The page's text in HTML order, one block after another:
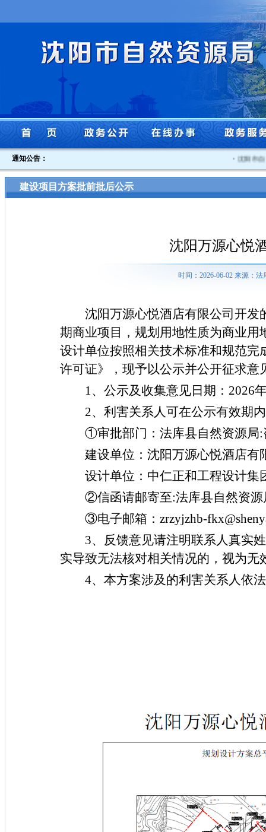
通知公告： 沈阳市自
建设项目方案批前批后公示
沈阳万源心悦
时间：2026-06-02 来源：
沈阳万源心悦酒店有限公司开
期商业项目，规划用地性质为商业用
设计单位按照相关技术标准和规范
许可证》，现予以公示并公开征求意
1、公示及收集意见日期：2026
2、利害关系人可在公示有效
①审批部门：法库县自然资源
建设单位：沈阳万源心悦酒店有
设计单位：中仁正和工程设计集
②信函请邮寄至:法库县自然资源
③电子邮箱：zrzyjzhb-
3、反馈意见请注明联系人真实
实导致无法核对相关情况的，视为无
4、本方案涉及的利害关系人依